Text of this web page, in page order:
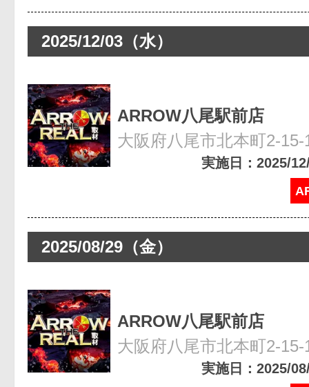
2025/12/03（水）
ARROW八尾駅前店
大阪府八尾市北本町2-15-
実施日：2025/
2025/08/29（金）
ARROW八尾駅前店
大阪府八尾市北本町2-15-
実施日：2025/